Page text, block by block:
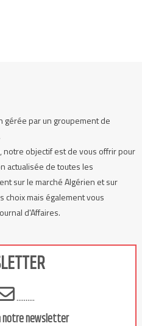
gérée par un groupement de
objectif est de vous offrir pour
actualisée de toutes les
sur le marché Algérien et sur
choix mais également vous
d'Affaires.
..........
notre newsletter